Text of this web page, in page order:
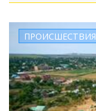
ПРОИСШЕСТВИЯ